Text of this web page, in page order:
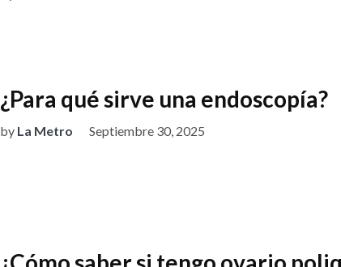
¿Para qué sirve una endoscopía?
by La Metro Septiembre 30, 2025